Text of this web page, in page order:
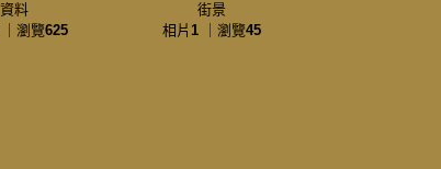
資料
瀏覽625
街景
相片 1 ｜瀏覽45